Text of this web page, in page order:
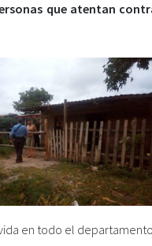
que atentan
en todo el departamento